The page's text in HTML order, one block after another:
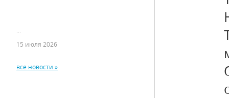
15 июля 2026
все новости »